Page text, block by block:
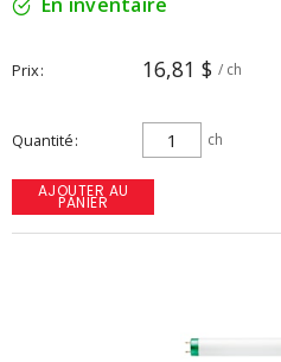
Prix 16,81 $ / ch
Quantité ch
AJOUTER AU
PANIER